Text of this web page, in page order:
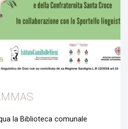
la Biblioteca comunale